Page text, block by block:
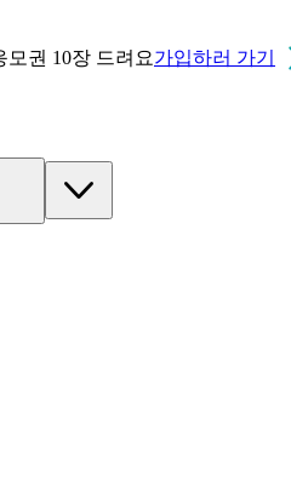
모권 10장 드려요가입하러 가기